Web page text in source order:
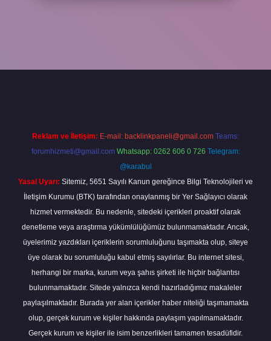
Reklam ve İletişim: E-mail: backlinkpaneli@gmail.com Teams:
forumhizmeti@gmail.com Whatsapp: 0262 606 0 726 Telegram:
@karabul
Yasal Uyarı: Sitemiz, 5651 Sayılı Kanun gereğince Bilgi Teknolojileri ve
İletişim Kurumu (BTK) tarafından onaylanmış bir Yer Sağlayıcı olarak
hizmet vermektedir. Bu nedenle, sitedeki içerikleri proaktif olarak
denetleme veya araştırma yükümlülüğümüz bulunmamaktadır. Ancak,
üyelerimiz yazdıkları içeriklerin sorumluluğunu taşımakta olup, siteye
üye olarak bu sorumluluğu kabul etmiş sayılırlar. Bu internet sitesi,
herhangi bir marka, kurum veya şahıs şirketi ile hiçbir bağlantısı
bulunmamaktadır. Sitede yalnızca kendi hazırladığımız makaleler
paylaşılmaktadır. Burada yer alan içerikler haber niteliği taşımamakta
olup, gerçek kurum ve kişiler hakkında paylaşım yapılmamaktadır.
Gerçek kurum ve kişiler ile isim benzerlikleri tamamen tesadüfidir.